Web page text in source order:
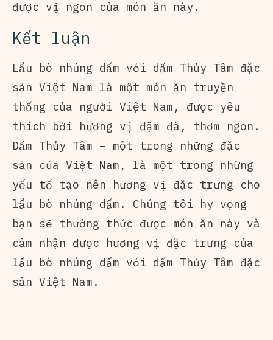
được vị ngon của món ăn này.
Kết luận
Lẩu bò nhúng dấm với dấm Thủy Tâm đặc
sản Việt Nam là một món ăn truyền
thống của người Việt Nam, được yêu
thích bởi hương vị đậm đà, thơm ngon.
Dấm Thủy Tâm – một trong những đặc
sản của Việt Nam, là một trong những
yếu tố tạo nên hương vị đặc trưng cho
lẩu bò nhúng dấm. Chúng tôi hy vọng
bạn sẽ thưởng thức được món ăn này và
cảm nhận được hương vị đặc trưng của
lẩu bò nhúng dấm với dấm Thủy Tâm đặc
sản Việt Nam.